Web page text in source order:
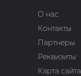
О нас
Контакты
Партнеры
Реквизиты
Карта сайта